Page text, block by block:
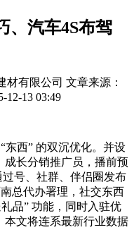
、汽车4S布驾
材有限公司 文章来源：
12-13 03:49
西” 的双沉优化。并设
长分销推广员，播前预
号、社群、伴侣圈发布
总代办署理，社交东西
品” 功能，同时入驻优
本文将连系最新行业数据